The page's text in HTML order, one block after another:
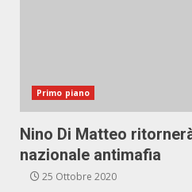
Primo piano
Nino Di Matteo
nazionale antimafia
25 Ottobre 2020